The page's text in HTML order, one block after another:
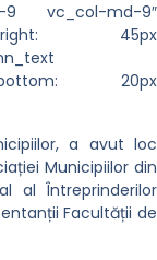
9 vc_col-md-9″
right: 45px
bottom: 20px
a avut loc
Municipiilor din
al Întreprinderilor
Facultății de